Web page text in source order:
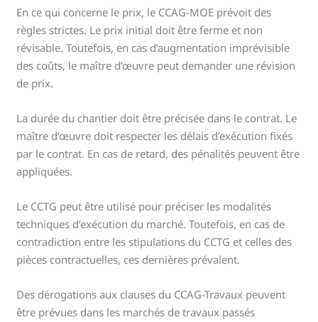
En ce qui concerne le prix, le CCAG-MOE prévoit des
règles strictes. Le prix initial doit être ferme et non
révisable. Toutefois, en cas d’augmentation imprévisible
des coûts, le maître d’œuvre peut demander une révision
de prix.
La durée du chantier doit être précisée dans le contrat. Le
maître d’œuvre doit respecter les délais d’exécution fixés
par le contrat. En cas de retard, des pénalités peuvent être
appliquées.
Le CCTG peut être utilisé pour préciser les modalités
techniques d’exécution du marché. Toutefois, en cas de
contradiction entre les stipulations du CCTG et celles des
pièces contractuelles, ces dernières prévalent.
Des dérogations aux clauses du CCAG-Travaux peuvent
être prévues dans les marchés de travaux passés